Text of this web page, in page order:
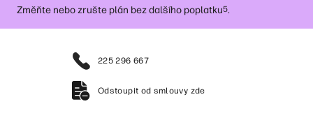
Změňte nebo zrušte plán bez dalšího poplatku5.
225 296 667
Odstoupit od smlouvy zde